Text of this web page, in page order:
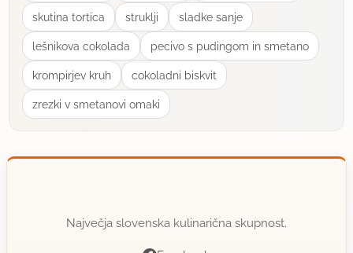
skutina tortica struklji sladke sanje
lešnikova cokolada pecivo s pudingom in smetano
krompirjev kruh cokoladni biskvit
zrezki v smetanovi omaki
Največja slovenska kulinarična skupnost.